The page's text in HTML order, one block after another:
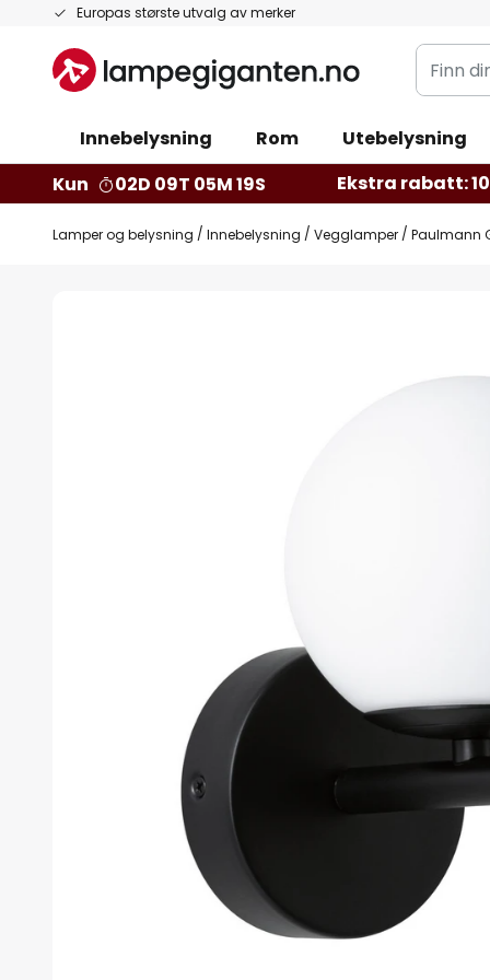
Europas største utvalg av merker
Hopp
innhold
Finn
din
Innebelysning Rom Utebelysning
Kun
02D 09T 05M 18S Ekstra rabatt: 10
Lamper og belysning Innebelysning Vegglamper Paulmann